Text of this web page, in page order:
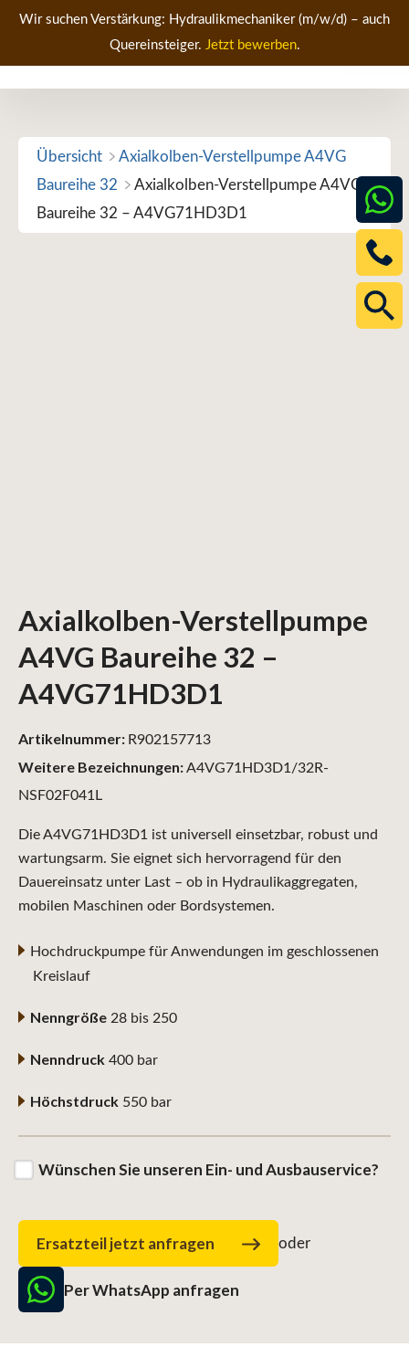
Zum
springen
Wir suchen Verstärkung: Hydraulikmechaniker (m/w/d) – auch
Quereinsteiger. Jetzt bewerben.
Übersicht
Axialkolben-Verstellpumpe A4VG
Baureihe 32
Axialkolben-Verstellpumpe A4VG
Baureihe 32 – A4VG71HD3D1
Axialkolben-Verstellpumpe
A4VG Baureihe 32 –
A4VG71HD3D1
Die A4VG71HD3D1 ist universell einsetzbar, robust und
wartungsarm. Sie eignet sich hervorragend für den
Dauereinsatz unter Last – ob in Hydraulikaggregaten,
mobilen Maschinen oder Bordsystemen.
Hochdruckpumpe für Anwendungen im geschlossenen
Kreislauf
Nenngröße 28 bis 250
Nenndruck 400 bar
Höchstdruck 550 bar
Wünschen Sie unseren Ein- und Ausbauservice?
Ersatzteil jetzt anfragen oder
Per WhatsApp anfragen
Weitere Bezeichnungen:A4VG71HD3D1/32R-
NSF02F041L
Artikelnummer: R902157713